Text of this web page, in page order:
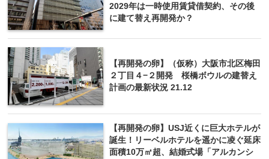
2029年は一時使用賃貸借契約、その後
に建て替え再開発か？
【再開発の卵】（仮称）大阪市北区梅田
２丁目４−２開発 桜橋ボウルの建替え
計画の最新状況 21.12
【再開発の卵】USJ近くに巨大ホテルが
誕生！リーベルホテルを遥かに凌ぐ延床
面積10万㎡超、結婚式場「アルカンシ